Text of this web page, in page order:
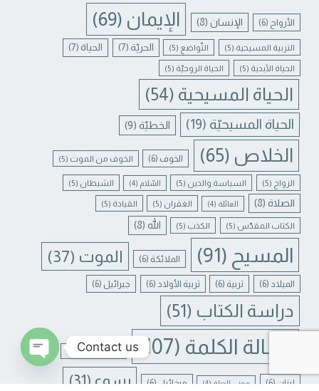
الأرواح (6) الإنسان(8) الإيمان (69)
التربية المسيحية (5) التّواضع (5) الحريّة (7) الحياة (7)
الحياة الأبدية (5) الحياة الروحيّة (5)
الحياة المسيحية (54)
الحياة المسيحيّة (19) الخطيّة (9)
الخلاص (65) الخوف (6) الخوف من الموت (5)
الزواج (5) السياسة والدين (5) السّلام (4) الشيطان (5)
الصلاة (8) العائلة (4) الغفران (5) القيادة (5)
الكتاب المقدّس (5) الكذب (5) الله (8)
المسيح (91) الملائكة (6) الموت (37)
الميلاد (6) تربية (6) تربية الأولاد (6) جبرائيل (6)
دراسة الكتاب (51)
رسالة الكلمة (107) غفران الخطايا
لبنان (6) معنى الحياة (4) ميخائيل (6) يسوع (31)
Contact us